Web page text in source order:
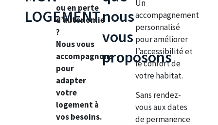
LOGEMENT
ou en perte
d’autonomie
?
Nous vous
accompagnons
pour
adapter
votre
logement à
vos besoins.
nous
vous
proposons
Un
accompagnement
personnalisé
pour améliorer
l’accessibilité et
le confort de
votre habitat.
Sans rendez-
vous aux dates
de permanence